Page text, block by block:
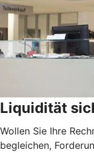
Liquidität
Wollen Sie Ihre
begleichen,